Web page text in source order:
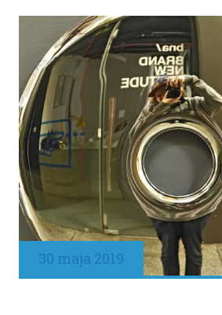
30 maja 2019